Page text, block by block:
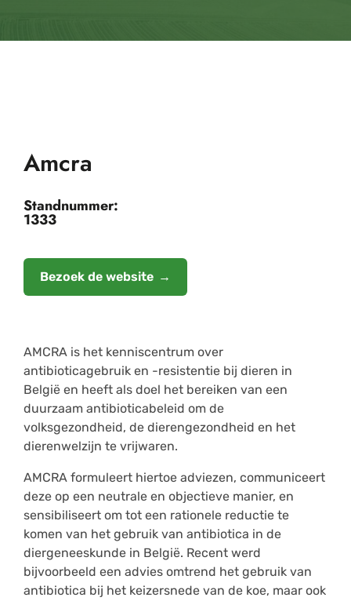
Amcra
Standnummer:
1333
Bezoek de website
AMCRA is het kenniscentrum over
antibioticagebruik en -resistentie bij dieren in
België en heeft als doel het bereiken van een
duurzaam antibioticabeleid om de
volksgezondheid, de dierengezondheid en het
dierenwelzijn te vrijwaren.
AMCRA formuleert hiertoe adviezen, communiceert
deze op een neutrale en objectieve manier, en
sensibiliseert om tot een rationele reductie te
komen van het gebruik van antibiotica in de
diergeneeskunde in België. Recent werd
bijvoorbeeld een advies omtrend het gebruik van
antibiotica bij het keizersnede van de koe, maar ook